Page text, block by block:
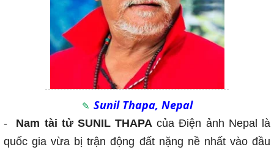
Sunil Thapa, Nepal
- Nam tài tử SUNIL THAPA của Điện ảnh Nepal là
quốc gia vừa bị trận động đất nặng nề nhất vào đầu